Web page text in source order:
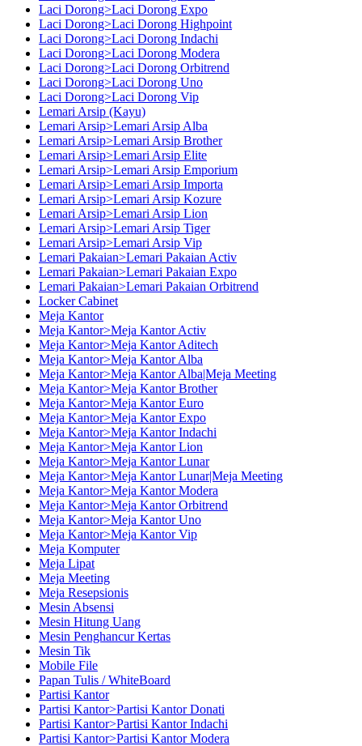
Laci Dorong>Laci Dorong Expo
Laci Dorong>Laci Dorong Highpoint
Laci Dorong>Laci Dorong Indachi
Laci Dorong>Laci Dorong Modera
Laci Dorong>Laci Dorong Orbitrend
Laci Dorong>Laci Dorong Uno
Laci Dorong>Laci Dorong Vip
Lemari Arsip (Kayu)
Lemari Arsip>Lemari Arsip Alba
Lemari Arsip>Lemari Arsip Brother
Lemari Arsip>Lemari Arsip Elite
Lemari Arsip>Lemari Arsip Emporium
Lemari Arsip>Lemari Arsip Importa
Lemari Arsip>Lemari Arsip Kozure
Lemari Arsip>Lemari Arsip Lion
Lemari Arsip>Lemari Arsip Tiger
Lemari Arsip>Lemari Arsip Vip
Lemari Pakaian>Lemari Pakaian Activ
Lemari Pakaian>Lemari Pakaian Expo
Lemari Pakaian>Lemari Pakaian Orbitrend
Locker Cabinet
Meja Kantor
Meja Kantor>Meja Kantor Activ
Meja Kantor>Meja Kantor Aditech
Meja Kantor>Meja Kantor Alba
Meja Kantor>Meja Kantor Alba|Meja Meeting
Meja Kantor>Meja Kantor Brother
Meja Kantor>Meja Kantor Euro
Meja Kantor>Meja Kantor Expo
Meja Kantor>Meja Kantor Indachi
Meja Kantor>Meja Kantor Lion
Meja Kantor>Meja Kantor Lunar
Meja Kantor>Meja Kantor Lunar|Meja Meeting
Meja Kantor>Meja Kantor Modera
Meja Kantor>Meja Kantor Orbitrend
Meja Kantor>Meja Kantor Uno
Meja Kantor>Meja Kantor Vip
Meja Komputer
Meja Lipat
Meja Meeting
Meja Resepsionis
Mesin Absensi
Mesin Hitung Uang
Mesin Penghancur Kertas
Mesin Tik
Mobile File
Papan Tulis / WhiteBoard
Partisi Kantor
Partisi Kantor>Partisi Kantor Donati
Partisi Kantor>Partisi Kantor Indachi
Partisi Kantor>Partisi Kantor Modera